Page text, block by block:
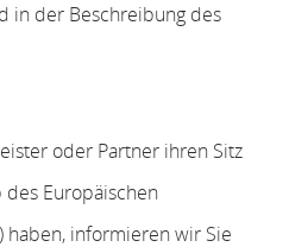
in der Beschreibung des
oder Partner ihren Sitz
Europäischen
haben, informieren wir Sie